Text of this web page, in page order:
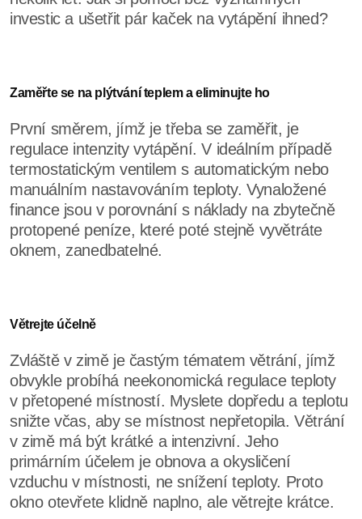
investic a ušetřit pár kaček na vytápění ihned?
Zaměřte se na plýtvání teplem a eliminujte ho
První směrem, jímž je třeba se zaměřit, je
regulace intenzity vytápění. V ideálním případě
termostatickým ventilem s automatickým nebo
manuálním nastavováním teploty. Vynaložené
finance jsou v porovnání s náklady na zbytečně
protopené peníze, které poté stejně vyvětráte
oknem, zanedbatelné.
Větrejte účelně
Zvláště v zimě je častým tématem větrání, jímž
obvykle probíhá neekonomická regulace teploty
v přetopené místností. Myslete dopředu a teplotu
snižte včas, aby se místnost nepřetopila. Větrání
v zimě má být krátké a intenzivní. Jeho
primárním účelem je obnova a okysličení
vzduchu v místnosti, ne snížení teploty. Proto
okno otevřete klidně naplno, ale větrejte krátce.